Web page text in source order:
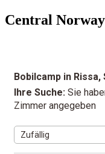
Central Norway
Bobilcamp in Rissa,
Ihre Suche: Sie
Zimmer angegeben